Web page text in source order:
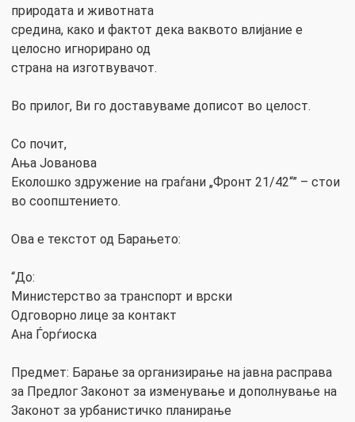
природата и животната
средина, како и фактот дека ваквото влијание е
целосно игнорирано од
страна на изготвувачот.
Во прилог, Ви го доставуваме дописот во целост.
Со почит,
Ања Јованова
Еколошко здружение на граѓани „Фронт 21/42“” – стои
во соопштението.
Ова е текстот од Барањето:
“До:
Министерство за транспорт и врски
Одговорно лице за контакт
Ана Ѓорѓиоска
Предмет: Барање за организирање на јавна расправа
за Предлог Законот за изменување и дополнување на
Законот за урбанистичко планирање